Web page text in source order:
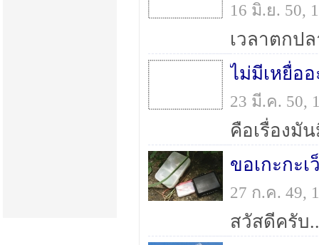
16 มิ.ย. 50,
ไม่มีเหยื่อ
23 มี.ค. 50,
ขอเกะกะ
27 ก.ค. 49,